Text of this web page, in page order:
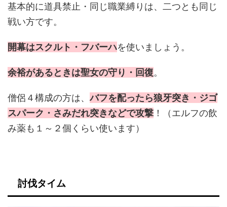
基本的に道具禁止・同じ職業縛りは、二つとも同じ
戦い方です。
開幕はスクルト・フバーハを使いましょう。
余裕があるときは聖女の守り・回復。
僧侶４構成の方は、バフを配ったら狼牙突き・ジゴ
スパーク・さみだれ突きなどで攻撃 ！（エルフの飲
み薬も１～２個くらい使います）
討伐タイム